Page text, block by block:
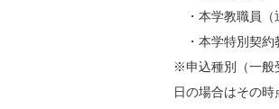
・本学教職員（
・本学特別契約
※申込種別（一般
日の場合はその時